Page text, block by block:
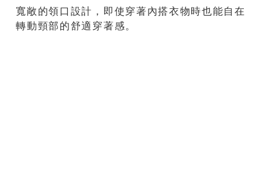
寬敞的領口設計，即使穿著內搭衣物時也能自在
轉動頸部的舒適穿著感。